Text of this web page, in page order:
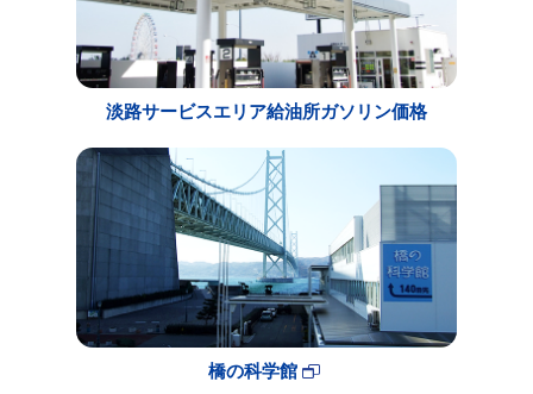
淡路サービスエリア給油所ガソリン価格
橋の科学館